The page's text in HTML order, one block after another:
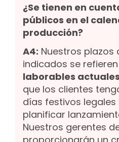
¿Se tienen en
públicos en el
producción?
A4: Nuestros plazos
indicados se
laborables actuales
que los clientes
días festivos
planificar
Nuestros gerentes